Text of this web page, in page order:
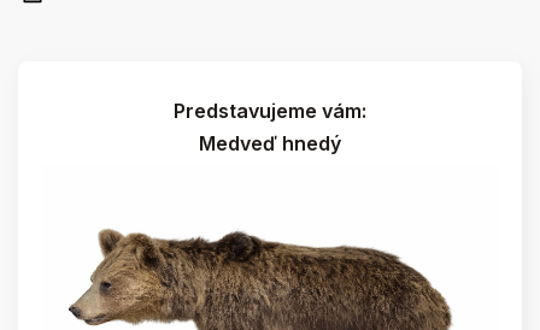
Predstavujeme vám:
Medveď hnedý